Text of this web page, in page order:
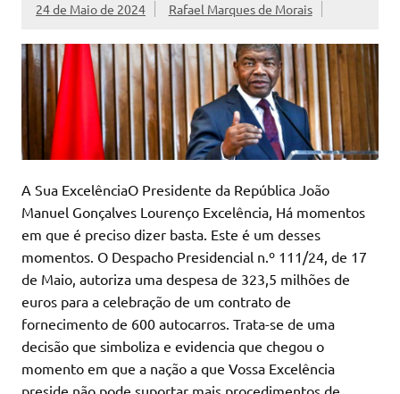
24 de Maio de 2024 Rafael Marques de Morais
A Sua ExcelênciaO Presidente da República João
Manuel Gonçalves Lourenço Excelência, Há momentos
em que é preciso dizer basta. Este é um desses
momentos. O Despacho Presidencial n.º 111/24, de 17
de Maio, autoriza uma despesa de 323,5 milhões de
euros para a celebração de um contrato de
fornecimento de 600 autocarros. Trata-se de uma
decisão que simboliza e evidencia que chegou o
momento em que a nação a que Vossa Excelência
preside não pode suportar mais procedimentos de